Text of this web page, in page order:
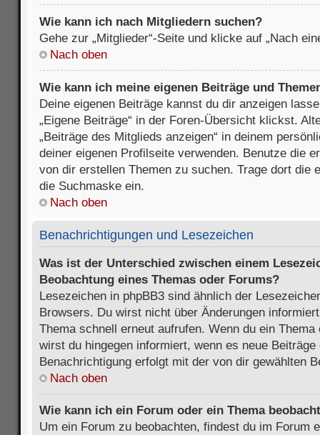
Wie kann ich nach Mitgliedern suchen?
Gehe zur „Mitglieder“-Seite und klicke auf „Nach
Nach oben
Wie kann ich meine eigenen Beiträge und
Deine eigenen Beiträge kannst du dir anzeigen
„Eigene Beiträge“ in der Foren-Übersicht klickst.
„Beiträge des Mitglieds anzeigen“ in deinem
deiner eigenen Profilseite verwenden. Benutze die
von dir erstellen Themen zu suchen. Trage dort die
die Suchmaske ein.
Nach oben
Benachrichtigungen und Lesezeichen
Was ist der Unterschied zwischen einem
Beobachtung eines Themas oder Forums?
Lesezeichen in phpBB3 sind ähnlich der
Browsers. Du wirst nicht über Änderungen
Thema schnell erneut aufrufen. Wenn du ein
wirst du hingegen informiert, wenn es neue
Benachrichtigung erfolgt mit der von dir gewählten
Nach oben
Wie kann ich ein Forum oder ein Thema
Um ein Forum zu beobachten, findest du im Forum